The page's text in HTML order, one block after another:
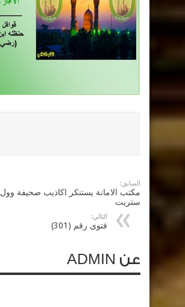
السابق:
مكتب الامانة يستنكر اكاذيب صحيفة وول
ستريت
التالي:
فتوى رقم (301)
عن ADMIN